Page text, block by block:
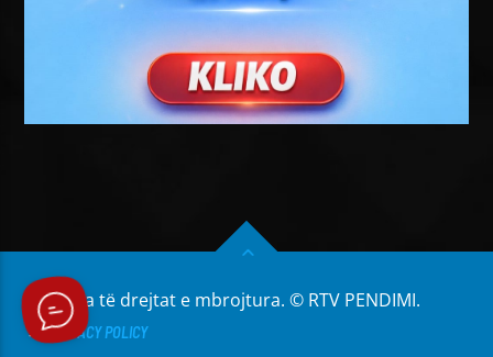
Të gjitha të drejtat e mbrojtura. © RTV PENDIMI.
PRIVACY POLICY